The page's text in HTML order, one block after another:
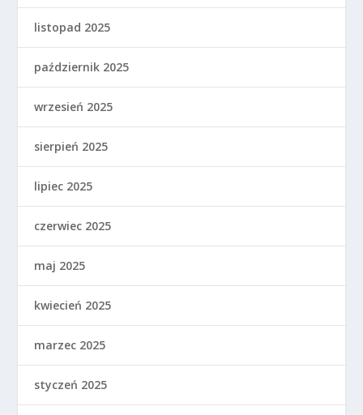
listopad 2025
październik 2025
wrzesień 2025
sierpień 2025
lipiec 2025
czerwiec 2025
maj 2025
kwiecień 2025
marzec 2025
styczeń 2025